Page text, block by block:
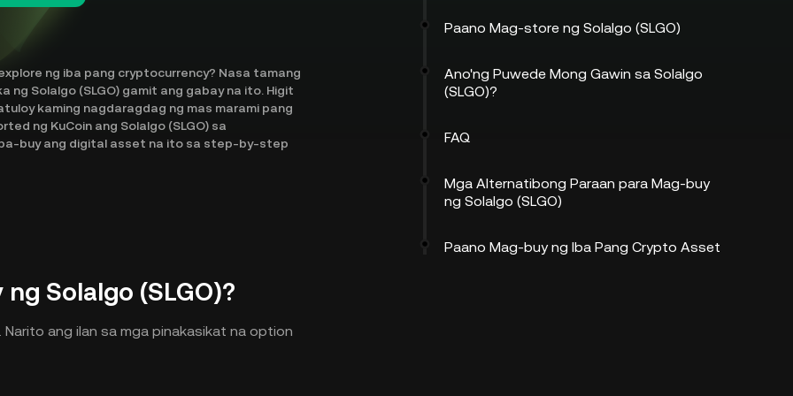
ng iba pang cryptocurrency? Nasa tamang
Solalgo (SLGO) gamit ang gabay na ito. Higit
kaming nagdaragdag ng mas marami pang
ng KuCoin ang Solalgo (SLGO) sa
buy ang digital asset na ito sa step-by-step
Solalgo (SLGO)?
Narito ang ilan sa mga pinakasikat na option
Paano Mag-store ng Solalgo (SLGO)
Ano'ng Puwede Mong Gawin sa Solalgo
(SLGO)?
FAQ
Mga Alternatibong Paraan para Mag-buy
ng Solalgo (SLGO)
Paano Mag-buy ng Iba Pang Crypto Asset